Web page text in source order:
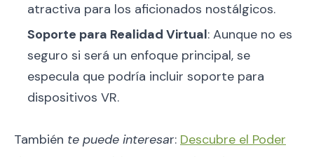
atractiva para los aficionados nostálgicos.
Soporte para Realidad Virtual: Aunque no es
seguro si será un enfoque principal, se
especula que podría incluir soporte para
dispositivos VR.
También te puede interesar: Descubre el Poder